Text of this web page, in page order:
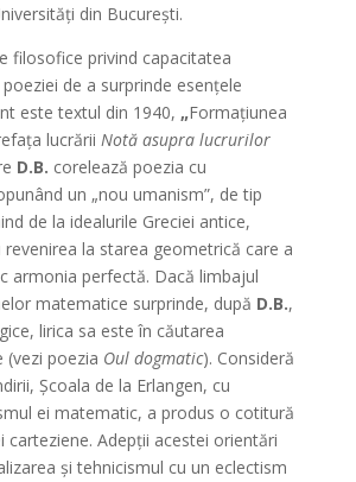
din Bucureşti.
filosofice privind capacitatea
de a surprinde esenţele
este textul din 1940, „Formaţiunea
lucrării Notă asupra lucrurilor
D.B. corelează poezia cu
un „nou umanism”, de tip
de la idealurile Greciei antice,
la starea geometrică care a
armonia perfectă. Dacă limbajul
matematice surprinde, după D.B.,
lirica sa este în căutarea
(vezi poezia Oul dogmatic). Consideră
Şcoala de la Erlangen, cu
ei matematic, a produs o cotitură
carteziene. Adepţii acestei orientări
şi tehnicismul cu un eclectism